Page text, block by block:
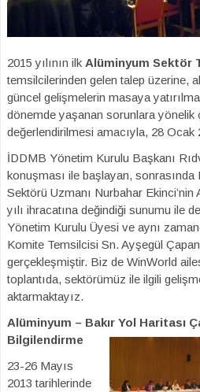
2015 yılının ilk Alüminyum Sektör
temsilcilerinden gelen talep üzerine,
güncel gelişmelerin masaya
dönemde yaşanan sorunlara yönelik
değerlendirilmesi amacıyla, 28 Ocak
İDDMB Yönetim Kurulu Başkanı
konuşması ile başlayan,
Sektörü Uzmanı Nurbahar
yılı ihracatına değindiği sunumu ile
Yönetim Kurulu Üyesi ve aynı
Komite Temsilcisi Sn. Ayşegül
gerçekleşmiştir. Biz de WinWorld
toplantıda, sektörümüz ile ilgili
aktarmaktayız.
Alüminyum – Bakır Yol Haritası
Bilgilendirme
23-26 Mayıs
2013 tarihlerinde